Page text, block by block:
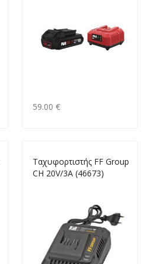
59.00 €
Ταχυφορτιστής FF Group
CH 20V/3A (46673)